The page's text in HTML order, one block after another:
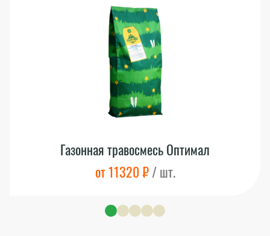
Газонная травосмесь Оптимал
от 11320 ₽/ шт.